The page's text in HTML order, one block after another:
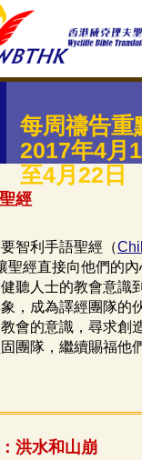
每周禱告重
2017年4月
至4月22日
經
智利手語聖經（
聖經直接向他們的內
聽人士的教會意識
，成為譯經團隊的
會的意識，尋求創
團隊，繼續賜福他
洪水和山崩